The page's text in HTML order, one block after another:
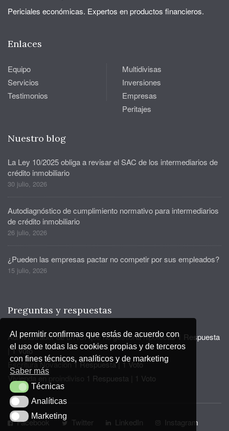
Al permitir confirmas que estás de acuerdo con
el uso de todas las cookies propias y de terceros
con fines técnicos, analíticos y de marketing
Saber más
TécnicasTécnicas
AnalíticasAnalíticas
MarketingMarketing
Periciales económicas. Expertos en productos financieros.
Enlaces
Equipo
Servicios
Testimonios
Multidivisas
Inversiones
Empresas
Peritajes
Nuestro blog
La Ley 10/2025 obliga a revisar el SAC de los intermediarios de
crédito inmobiliario
30 julio, 2026
Autodiagnóstico de cumplimiento normativo para intermediarios
de crédito inmobiliario
26 julio, 2026
¿Pueden las empresas pactar no competir por sus empleados?
15 julio, 2026
Preguntas y respuestas
Administrador de un ICI que no gestiona hipotecas 1 Respuesta
|1 Voto
Escritura Novación1 Respuesta|1 Voto
Vivienda en proindiviso
1 Respuesta 1 Voto
Facebook Twitter LinkedIn Instagram